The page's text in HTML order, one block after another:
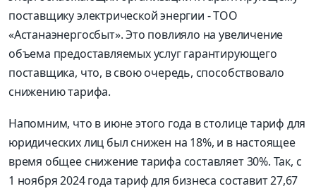
поставщику электрической энергии - ТОО
«Астанаэнергосбыт». Это повлияло на увеличение
объема предоставляемых услуг гарантирующего
поставщика, что, в свою очередь, способствовало
снижению тарифа.
Напомним, что в июне этого года в столице тариф для
юридических лиц был снижен на 18%, и в настоящее
время общее снижение тарифа составляет 30%. Так, с
1 ноября 2024 года тариф для бизнеса составит 27,67